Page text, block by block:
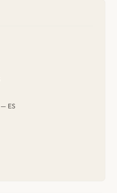
— ES